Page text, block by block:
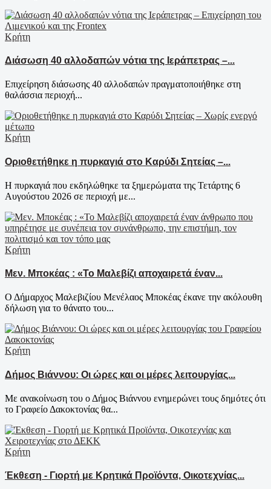
Κρήτη
Διάσωση 40 αλλοδαπών νότια της Ιεράπετρας –...
Επιχείρηση διάσωσης 40 αλλοδαπών πραγματοποιήθηκε στη
θαλάσσια περιοχή...
Κρήτη
Οριοθετήθηκε η πυρκαγιά στο Καρύδι Σητείας –...
Η πυρκαγιά που εκδηλώθηκε τα ξημερώματα της Τετάρτης 6
Αυγούστου 2026 σε περιοχή με...
Κρήτη
Μεν. Μποκέας : «Το Μαλεβίζι αποχαιρετά έναν...
Ο Δήμαρχος Μαλεβιζίου Μενέλαος Μποκέας έκανε την ακόλουθη
δήλωση για το θάνατο του...
Κρήτη
Δήμος Βιάννου: Οι ώρες και οι μέρες λειτουργίας...
Με ανακοίνωση του ο Δήμος Βιάννου ενημερώνει τους δημότες ότι
το Γραφείο Δακοκτονίας θα...
Κρήτη
Έκθεση - Γιορτή με Κρητικά Προϊόντα, Οικοτεχνίας...